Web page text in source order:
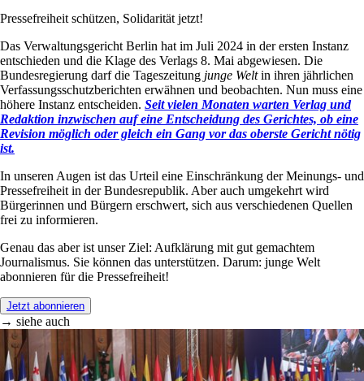
Pressefreiheit schützen, Solidarität jetzt!
Das Verwaltungsgericht Berlin hat im Juli 2024 in der ersten Instanz
entschieden und die Klage des Verlags 8. Mai abgewiesen. Die
Bundesregierung darf die Tageszeitung junge Weltin ihren jährlichen
Verfassungsschutzberichten erwähnen und beobachten. Nun muss eine
höhere Instanz entscheiden. Seit vielen Monaten warten Verlag und
Redaktion inzwischen auf eine Entscheidung des Gerichtes, ob eine
Revision möglich oder gleich ein Gang vor das oberste Gericht nötig
ist.
In unseren Augen ist das Urteil eine Einschränkung der Meinungs- und
Pressefreiheit in der Bundesrepublik. Aber auch umgekehrt wird
Bürgerinnen und Bürgern erschwert, sich aus verschiedenen Quellen
frei zu informieren.
Genau das aber ist unser Ziel: Aufklärung mit gut gemachtem
Journalismus. Sie können das unterstützen. Darum: junge Welt
abonnieren für die Pressefreiheit!
Jetzt abonnieren
→ siehe auch